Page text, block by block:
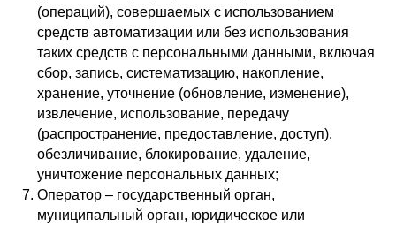
(операций), совершаемых с использованием
средств автоматизации или без использования
таких средств с персональными данными, включая
сбор, запись, систематизацию, накопление,
хранение, уточнение (обновление, изменение),
извлечение, использование, передачу
(распространение, предоставление, доступ),
обезличивание, блокирование, удаление,
уничтожение персональных данных;
Оператор – государственный орган,
муниципальный орган, юридическое или